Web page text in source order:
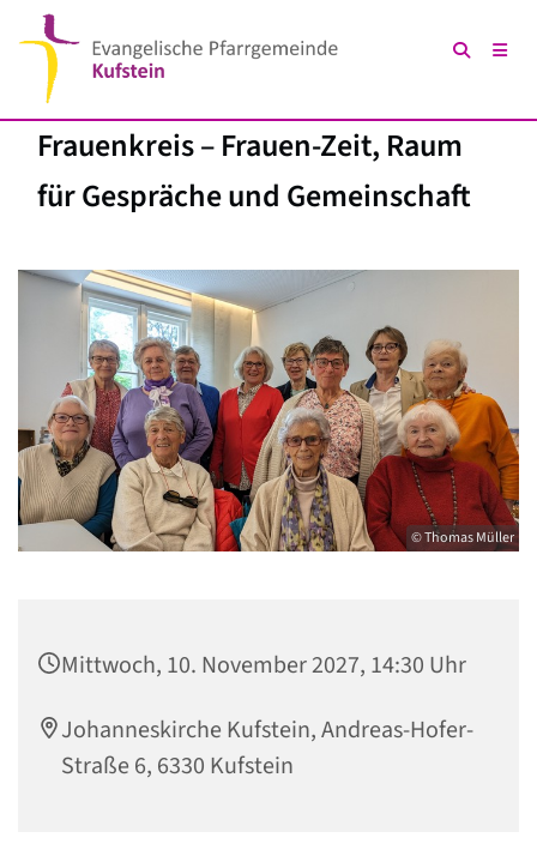
Frauenkreis – Frauen-Zeit, Raum
für Gespräche und Gemeinschaft
© Thomas Müller
Mittwoch, 10. November 2027, 14:30 Uhr
Johanneskirche Kufstein, Andreas-Hofer-
Straße 6, 6330 Kufstein